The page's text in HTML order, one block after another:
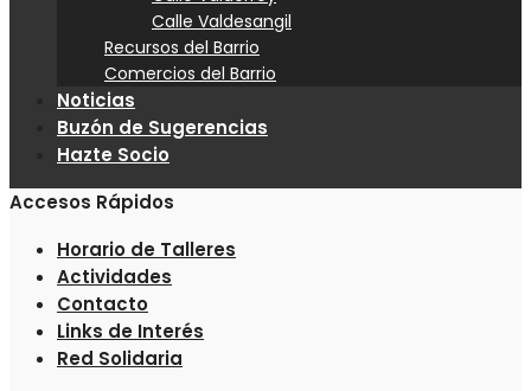
Calle Valdesangil
Recursos del Barrio
Comercios del Barrio
Noticias
Buzón de Sugerencias
Hazte Socio
Accesos Rápidos
Horario de Talleres
Actividades
Contacto
Links de Interés
Red Solidaria